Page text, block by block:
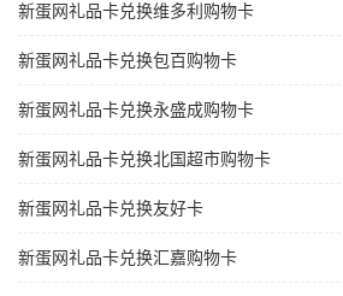
新蛋网礼品卡兑换维多利购物卡
新蛋网礼品卡兑换包百购物卡
新蛋网礼品卡兑换永盛成购物卡
新蛋网礼品卡兑换北国超市购物卡
新蛋网礼品卡兑换友好卡
新蛋网礼品卡兑换汇嘉购物卡